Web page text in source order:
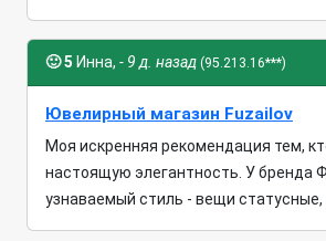
🙂5 Инна, - 9 д. назад (95.213.16***)
Ювелирный магазин Fuzailov
Моя искренняя рекомендация тем,
настоящую элегантность. У бренда
узнаваемый стиль - вещи статусные,